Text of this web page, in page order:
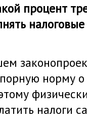
процент
норму о
налоги